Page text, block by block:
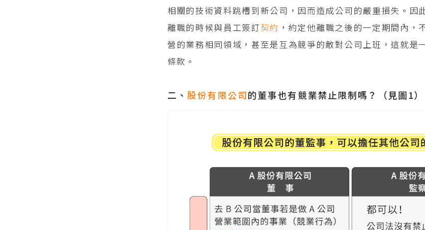
相關的技術資料跳槽到新公司，因而造成公司的嚴重損失。因
離職的時候與員工簽訂契約 ，約定他離職之後的一定期間內，
營的業務相同領域，甚至是互為競爭的敵對公司上班，這就是
條款。
二、股份有限公司的董事也有競業禁止限制嗎？（見圖1）